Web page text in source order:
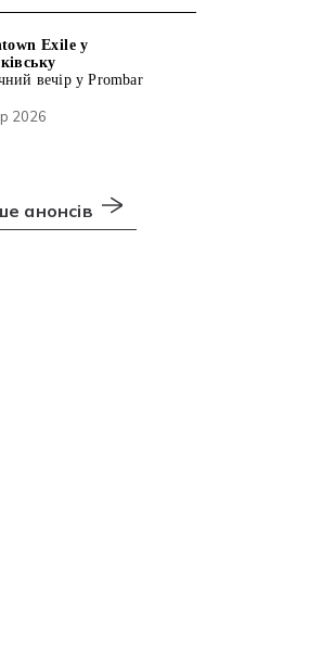
Exile у
вечір у Prombar
2026
анонсів